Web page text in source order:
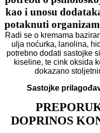
kao i unosu
potaknuti
Radi se o kremama
ulja noćurka, lanolina,
potrebno dodati sastojke
kiseline, te cink oksida
dokazano
Sastojke
DOPRINOS